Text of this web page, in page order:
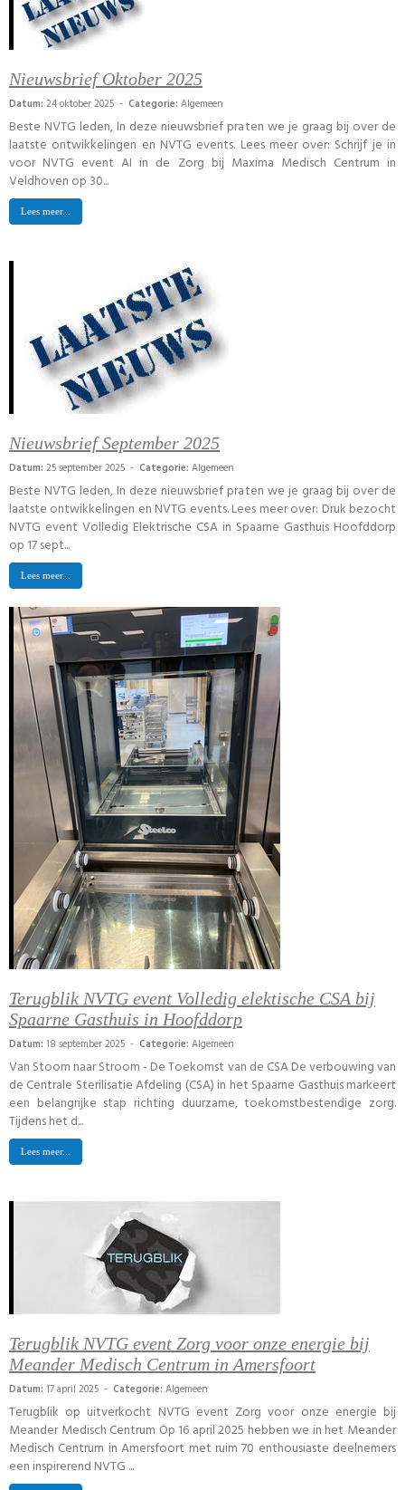
Nieuwsbrief Oktober 2025
Datum: 24 oktober 2025 - Categorie: Algemeen
Beste NVTG leden, In deze nieuwsbrief praten we je graag bij over de
laatste ontwikkelingen en NVTG events. Lees meer over: Schrijf je in
voor NVTG event AI in de Zorg bij Maxima Medisch Centrum in
Veldhoven op 30...
Lees meer...
Nieuwsbrief September 2025
Datum: 25 september 2025 - Categorie: Algemeen
Beste NVTG leden, In deze nieuwsbrief praten we je graag bij over de
laatste ontwikkelingen en NVTG events. Lees meer over: Druk bezocht
NVTG event Volledig Elektrische CSA in Spaarne Gasthuis Hoofddorp
op 17 sept...
Lees meer...
Terugblik NVTG event Volledig elektische CSA bij
Spaarne Gasthuis in Hoofddorp
Datum: 18 september 2025 - Categorie: Algemeen
Van Stoom naar Stroom - De Toekomst van de CSA De verbouwing van
de Centrale Sterilisatie Afdeling (CSA) in het Spaarne Gasthuis markeert
een belangrijke stap richting duurzame, toekomstbestendige zorg.
Tijdens het d...
Lees meer...
Terugblik NVTG event Zorg voor onze energie bij
Meander Medisch Centrum in Amersfoort
Datum: 17 april 2025 - Categorie: Algemeen
Terugblik op uitverkocht NVTG event Zorg voor onze energie bij
Meander Medisch Centrum Op 16 april 2025 hebben we in het Meander
Medisch Centrum in Amersfoort met ruim 70 enthousiaste deelnemers
een inspirerend NVTG ...